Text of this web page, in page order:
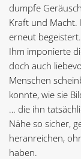
dumpfe
Kraft und Macht.
erneut begeistert.
Ihm imponierte
doch auch
Menschen
konnte, wie sie
… die ihn
Nähe so sicher,
heranreichen,
haben.